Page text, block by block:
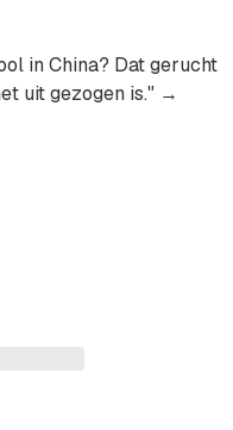
in China? Dat gerucht
uit gezogen is." →